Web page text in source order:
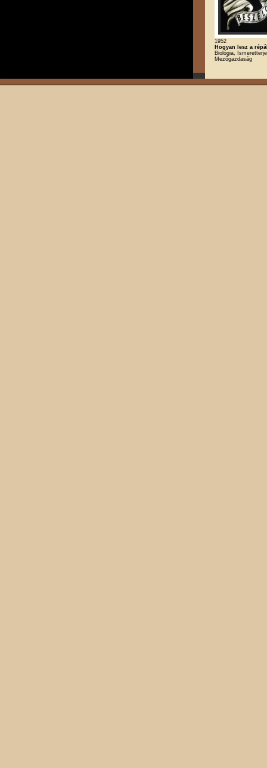
1952
Hogyan lesz a
Biológia,
Mezőgazdaság